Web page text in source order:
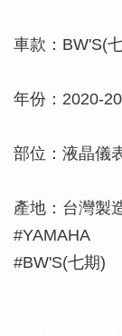
車款：BW'S(
年份：2020-
部位：液晶儀
產地：台灣製
#YAMAHA
#BW'S(七期)